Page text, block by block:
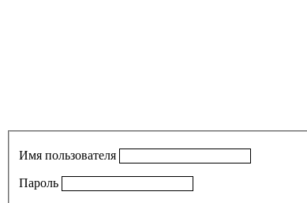
Имя пользователя
Пароль